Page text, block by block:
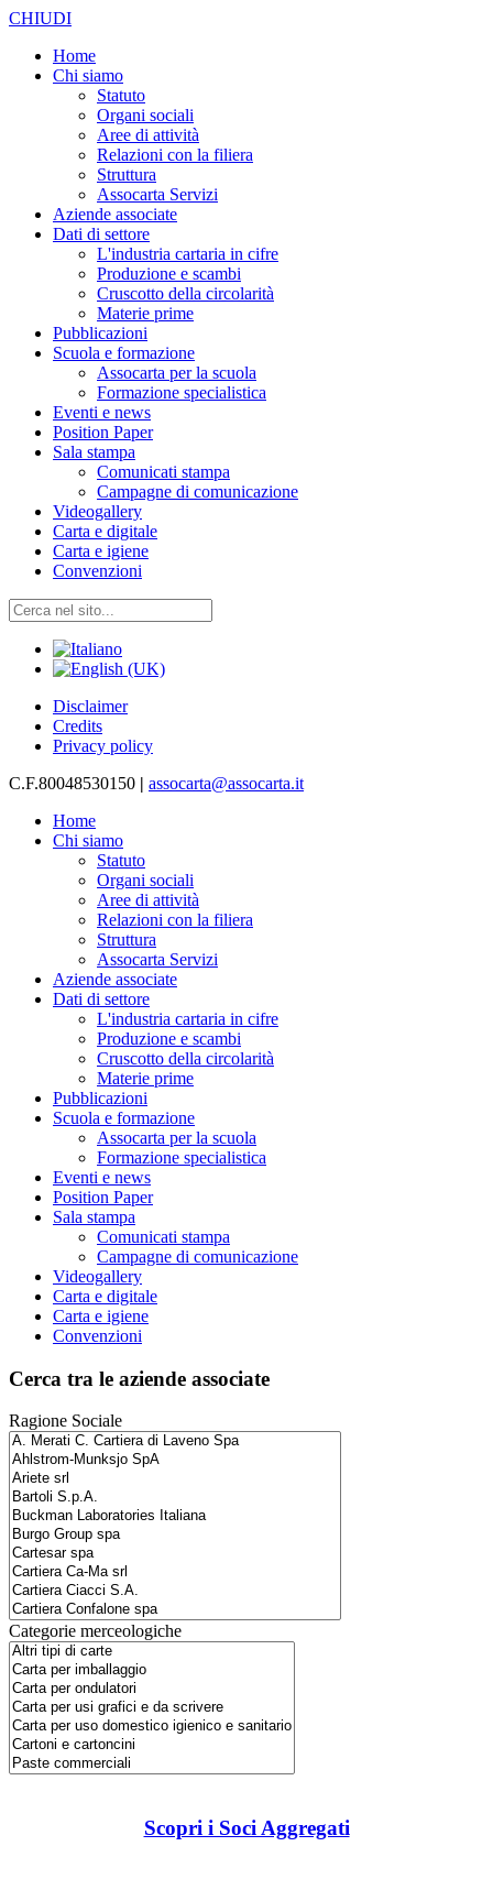
CHIUDI
Home
Chi siamo
Statuto
Organi sociali
Aree di attività
Relazioni con la filiera
Struttura
Assocarta Servizi
Aziende associate
Dati di settore
L'industria cartaria in cifre
Produzione e scambi
Cruscotto della circolarità
Materie prime
Pubblicazioni
Scuola e formazione
Assocarta per la scuola
Formazione specialistica
Eventi e news
Position Paper
Sala stampa
Comunicati stampa
Campagne di comunicazione
Videogallery
Carta e digitale
Carta e igiene
Convenzioni
Disclaimer
Credits
Privacy policy
C.F.80048530150 | assocarta@assocarta.it
Home
Chi siamo
Statuto
Organi sociali
Aree di attività
Relazioni con la filiera
Struttura
Assocarta Servizi
Aziende associate
Dati di settore
L'industria cartaria in cifre
Produzione e scambi
Cruscotto della circolarità
Materie prime
Pubblicazioni
Scuola e formazione
Assocarta per la scuola
Formazione specialistica
Eventi e news
Position Paper
Sala stampa
Comunicati stampa
Campagne di comunicazione
Videogallery
Carta e digitale
Carta e igiene
Convenzioni
Cerca tra le aziende associate
Ragione Sociale
Categorie merceologiche
Scopri i Soci Aggregati